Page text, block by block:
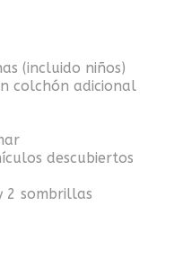
(incluido niños)
colchón adicional
descubiertos
2 sombrillas